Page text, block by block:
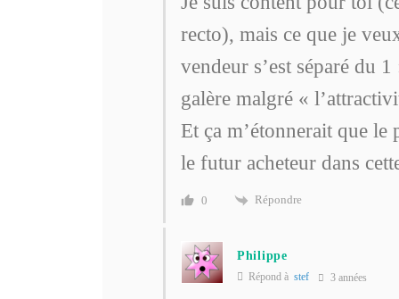
recto), mais ce que je
vendeur s’est séparé du
galère malgré «
Et ça m’étonnerait que
le futur acheteur dans
0 Répondre
Philippe
Répond à stef 3 années